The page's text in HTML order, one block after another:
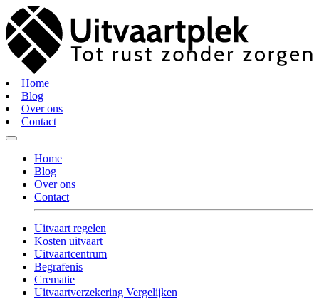
Home
Blog
Over ons
Contact
Home
Blog
Over ons
Contact
Uitvaart regelen
Kosten uitvaart
Uitvaartcentrum
Begrafenis
Crematie
Uitvaartverzekering Vergelijken